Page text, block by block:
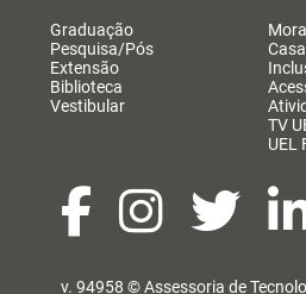
Graduação
Pesquisa/Pós
Extensão
Biblioteca
Vestibular
TV
UEL
v. 94958 ©Assessoria de